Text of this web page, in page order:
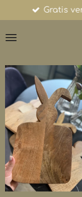
direct
naar
Gratis